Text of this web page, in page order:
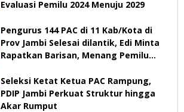
Evaluasi Pemilu 2024 Menuju 2029
Pengurus 144 PAC di 11 Kab/Kota di
Prov Jambi Selesai dilantik, Edi Minta
Rapatkan Barisan, Menang Pemilu
Seleksi Ketat Ketua PAC Rampung,
PDIP Jambi Perkuat Struktur hingga
Akar Rumput